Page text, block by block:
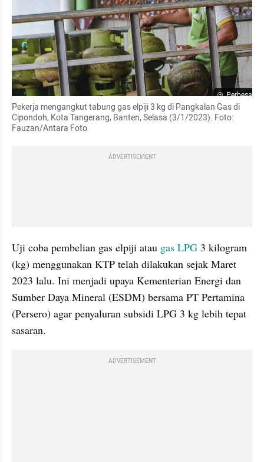
Perbesar
Pekerja mengangkut tabung gas elpiji 3 kg di Pangkalan Gas di
Cipondoh, Kota Tangerang, Banten, Selasa (3/1/2023). Foto:
Fauzan/Antara Foto
ADVERTISEMENT
Uji coba pembelian gas elpiji atau gas LPG 3 kilogram
(kg) menggunakan KTP telah dilakukan sejak Maret
2023 lalu. Ini menjadi upaya Kementerian Energi dan
Sumber Daya Mineral (ESDM) bersama PT Pertamina
(Persero) agar penyaluran subsidi LPG 3 kg lebih tepat
sasaran.
ADVERTISEMENT